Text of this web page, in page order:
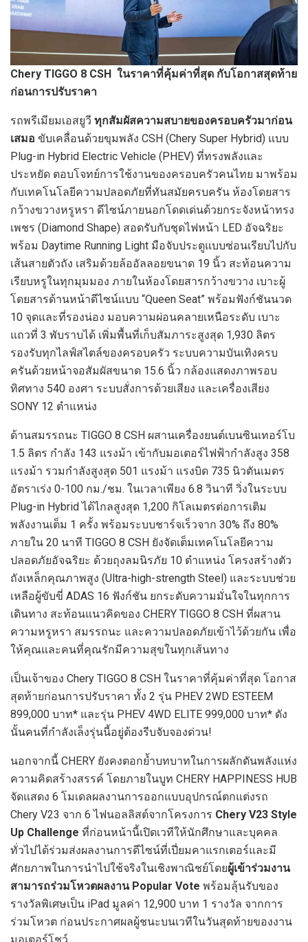
Chery TIGGO 8 CSH ในราคาที่คุ้มค่าที่สุด กับโอกาสสุดท้าย
ก่อนการปรับราคา
รถพรีเมียมเอสยูวี ทุกสัมผัสความสบายของครอบครัวมาก่อน
เสมอ ขับเคลื่อนด้วยขุมพลัง CSH (Chery Super Hybrid) แบบ
Plug-in Hybrid Electric Vehicle (PHEV) ที่ทรงพลังและ
ประหยัด ตอบโจทย์การใช้งานของครอบครัวคนไทย มาพร้อม
กับเทคโนโลยีความปลอดภัยที่ทันสมัยครบครัน ห้องโดยสาร
กว้างขวางหรูหรา ดีไซน์ภายนอกโดดเด่นด้วยกระจังหน้าทรง
เพชร (Diamond Shape) สอดรับกับชุดไฟหน้า LED อัจฉริยะ
พร้อม Daytime Running Light มือจับประตูแบบซ่อนเรียบไปกับ
เส้นสายตัวถัง เสริมด้วยล้ออัลลอยขนาด 19 นิ้ว สะท้อนความ
เรียบหรูในทุกมุมมอง ภายในห้องโดยสารกว้างขวาง เบาะผู้
โดยสารด้านหน้าดีไซน์แบบ “Queen Seat” พร้อมฟังก์ชันนวด
10 จุดและที่รองน่อง มอบความผ่อนคลายเหนือระดับ เบาะ
แถวที่ 3 พับราบได้ เพิ่มพื้นที่เก็บสัมภาระสูงสุด 1,930 ลิตร
รองรับทุกไลฟ์สไตล์ของครอบครัว ระบบความบันเทิงครบ
ครันด้วยหน้าจอสัมผัสขนาด 15.6 นิ้ว กล้องแสดงภาพรอบ
ทิศทาง 540 องศา ระบบสั่งการด้วยเสียง และเครื่องเสียง
SONY 12 ตำแหน่ง
ด้านสมรรถนะ TIGGO 8 CSH ผสานเครื่องยนต์เบนซินเทอร์โบ
1.5 ลิตร กำลัง 143 แรงม้า เข้ากับมอเตอร์ไฟฟ้ากำลังสูง 358
แรงม้า รวมกำลังสูงสุด 501 แรงม้า แรงบิด 735 นิวตันเมตร
อัตราเร่ง 0-100 กม./ชม. ในเวลาเพียง 6.8 วินาที วิ่งในระบบ
Plug-in Hybrid ได้ไกลสูงสุด 1,200 กิโลเมตรต่อการเติม
พลังงานเต็ม 1 ครั้ง พร้อมระบบชาร์จเร็วจาก 30% ถึง 80%
ภายใน 20 นาที TIGGO 8 CSH ยังจัดเต็มเทคโนโลยีความ
ปลอดภัยอัจฉริยะ ด้วยถุงลมนิรภัย 10 ตำแหน่ง โครงสร้างตัว
ถังเหล็กคุณภาพสูง (Ultra-high-strength Steel) และระบบช่วย
เหลือผู้ขับขี่ ADAS 16 ฟังก์ชัน ยกระดับความมั่นใจในทุกการ
เดินทาง สะท้อนแนวคิดของ CHERY TIGGO 8 CSH ที่ผสาน
ความหรูหรา สมรรถนะ และความปลอดภัยเข้าไว้ด้วยกัน เพื่อ
ให้คุณและคนที่คุณรักมีความสุขในทุกเส้นทาง
เป็นเจ้าของ Chery TIGGO 8 CSH ในราคาที่คุ้มค่าที่สุด โอกาส
สุดท้ายก่อนการปรับราคา ทั้ง 2 รุ่น PHEV 2WD ESTEEM
899,000 บาท* และรุ่น PHEV 4WD ELITE 999,000 บาท* ดัง
นั้นคนที่กำลังเล็งรุ่นนี้อยู่ต้องรีบจับจองด่วน!
นอกจากนี้ CHERY ยังคงตอกย้ำบทบาทในการผลักดันพลังแห่ง
ความคิดสร้างสรรค์ โดยภายในบูท CHERY HAPPINESS HUB
จัดแสดง 6 โมเดลผลงานการออกแบบอุปกรณ์ตกแต่งรถ
Chery V23 จาก 6 ไฟนอลลิสต์จากโครงการ Chery V23 Style
Up Challenge ที่ก่อนหน้านี้เปิดเวทีให้นักศึกษาและบุคคล
ทั่วไปได้ร่วมส่งผลงานการดีไซน์ที่เปี่ยมคาแรกเตอร์และมี
ศักยภาพในการนำไปใช้จริงในเชิงพาณิชย์โดยผู้เข้าร่วมงาน
สามารถร่วมโหวตผลงาน Popular Vote พร้อมลุ้นรับของ
รางวัลพิเศษเป็น iPad มูลค่า 12,900 บาท 1 รางวัล จากการ
ร่วมโหวต ก่อนประกาศผลผู้ชนะบนเวทีในวันสุดท้ายของงาน